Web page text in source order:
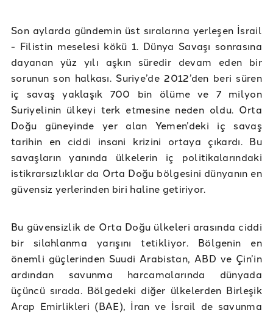
Son aylarda gündemin üst sıralarına yerleşen İsrail
- Filistin meselesi kökü 1. Dünya Savaşı sonrasına
dayanan yüz yılı aşkın süredir devam eden bir
sorunun son halkası. Suriye’de 2012’den beri süren
iç savaş yaklaşık 700 bin ölüme ve 7 milyon
Suriyelinin ülkeyi terk etmesine neden oldu. Orta
Doğu güneyinde yer alan Yemen’deki iç savaş
tarihin en ciddi insani krizini ortaya çıkardı. Bu
savaşların yanında ülkelerin iç politikalarındaki
istikrarsızlıklar da Orta Doğu bölgesini dünyanın en
güvensiz yerlerinden biri haline getiriyor.
Bu güvensizlik de Orta Doğu ülkeleri arasında ciddi
bir silahlanma yarışını tetikliyor. Bölgenin en
önemli güçlerinden Suudi Arabistan, ABD ve Çin’in
ardından savunma harcamalarında dünyada
üçüncü sırada. Bölgedeki diğer ülkelerden Birleşik
Arap Emirlikleri (BAE), İran ve İsrail de savunma